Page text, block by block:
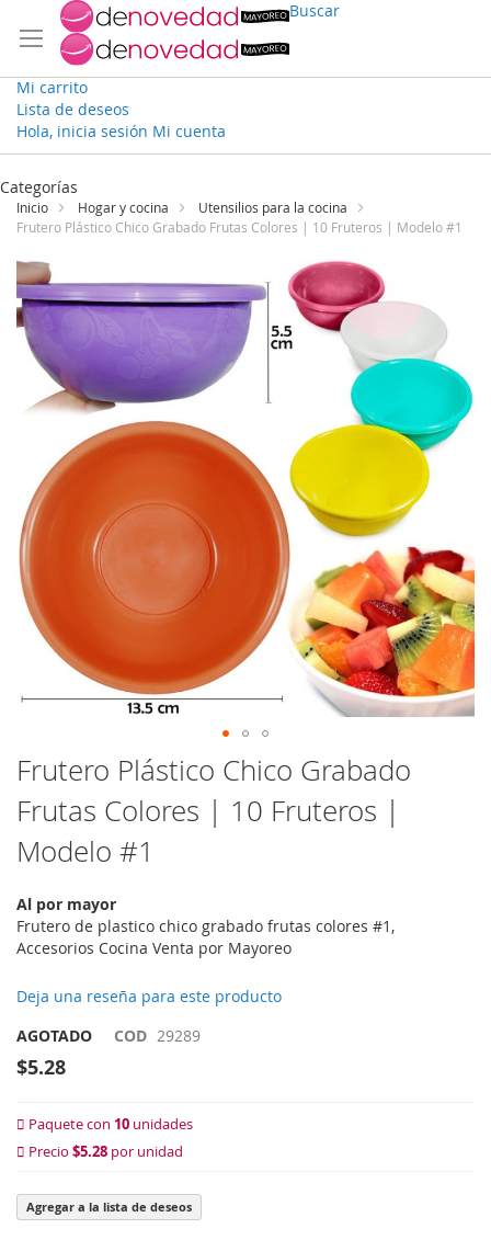
Buscar
Mi carrito
Lista de deseos
Hola, inicia sesión Mi cuenta
Ir
contenido
Categorías
Inicio Hogar y cocina
Utensilios para la cocina
Frutero Plástico Chico Grabado Frutas Colores | 10 Fruteros | Modelo #1
Saltar
al
final
de
galería
de
Saltar
al
comienzo
de
la
imágenes
Frutero Plástico Chico Grabado
Frutas Colores | 10 Fruteros |
Modelo #1
Al por mayor
Frutero de plastico chico grabado frutas colores #1,
Accesorios Cocina Venta por Mayoreo
Deja una reseña para este producto
AGOTADO
COD 29289
$5.28
Paquete con 10 unidades
Precio $5.28 por unidad
Agregar a la lista de deseos